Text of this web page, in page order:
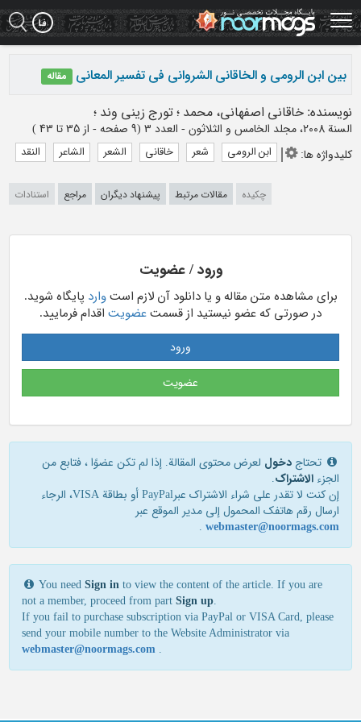
Skip
to
main
بین ابن الرومی و الخاقانی الشروانی فی تفسیر المعانی مقاله
نویسنده: خاقانی اصفهانی، محمد ؛ تورج زینی وند ؛
السنة 2008، مجلد الخامس و الثلاثون - العدد 3 (‎9 صفحه - از 35 تا 43 )
کلیدواژه ها: ابن الرومی شعر خاقانی الشعر الشاعر النقد
چکیده مقالات مرتبط پیشنهاد دیگران مراجع استنادات
ورود / عضویت
برای مشاهده متن مقاله و یا دانلود آن لازم استوارد پایگاه شوید.
در صورتی که عضو نیستید از قسمت عضویت اقدام فرمایید.
ورود
عضویت
تحتاج دخول لعرض محتوى المقالة. إذا لم تكن عضوًا ، فتابع من
الجزء الاشتراک.
إن كنت لا تقدر علی شراء الاشتراك عبرPayPal أو بطاقة VISA، الرجاء
ارسال رقم هاتفك المحمول إلی مدير الموقع عبر
webmaster@noormags.com
.
You need Sign in to view the content of the article. If you are
not a member, proceed from part Sign up.
If you fail to purchase subscription via PayPal or VISA Card, please
send your mobile number to the Website Administrator via
webmaster@noormags.com .